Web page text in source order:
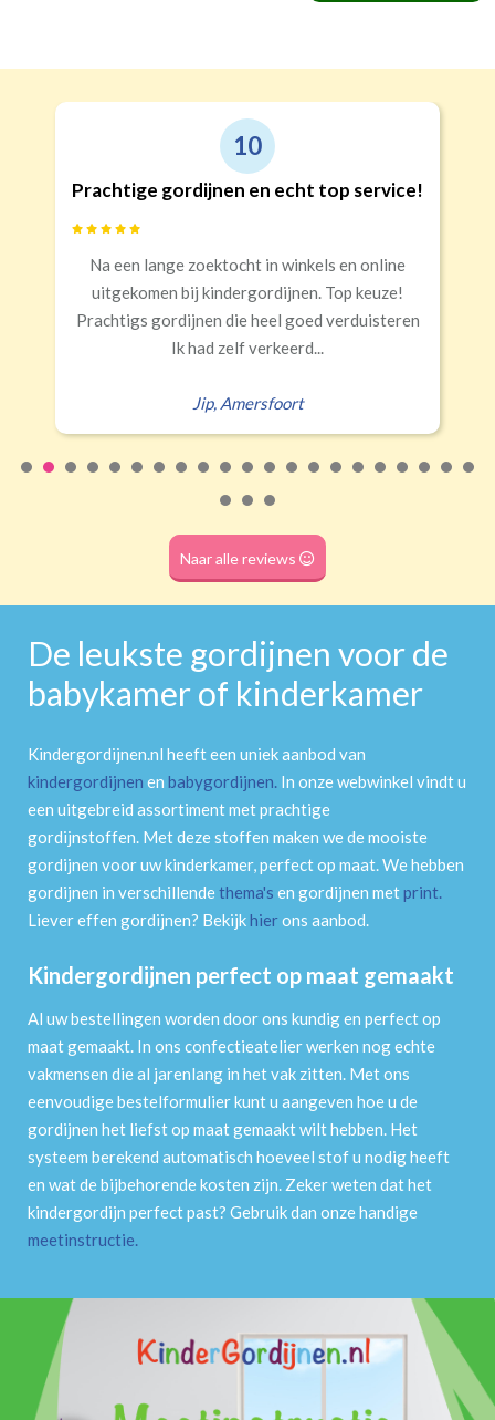
(incl. verstelbare gordijnhaken)
Triplooi
(geschikt voor vitrage)
Geen extra verduistering
en echt top service!
in winkels en online
Top keuze!
die heel goed verduisteren
Goede
Snelle levering,
Naar alle reviews
De leukste gordijnen voor de
babykamer of kinderkamer
Kindergordijnen.nl heeft een uniek aanbod van
kindergordijnen en babygordijnen. In onze webwinkel vindt u
een uitgebreid assortiment met prachtige
gordijnstoffen. Met deze stoffen maken we de mooiste
gordijnen voor uw kinderkamer, perfect op maat. We hebben
gordijnen in verschillendethema's en gordijnen metprint.
Liever effen gordijnen? Bekijkhierons aanbod.
Kindergordijnen perfect op maat gemaakt
Al uw bestellingen worden door ons kundig en perfect op
maat gemaakt. In ons confectieatelier werken nog echte
vakmensen die al jarenlang in het vak zitten. Met ons
eenvoudige bestelformulier kunt u aangeven hoe u de
gordijnen het liefst op maat gemaakt wilt hebben. Het
systeem berekend automatisch hoeveel stof u nodig heeft
en wat de bijbehorende kosten zijn. Zeker weten dat het
kindergordijn perfect past? Gebruik dan onze handige
meetinstructie.